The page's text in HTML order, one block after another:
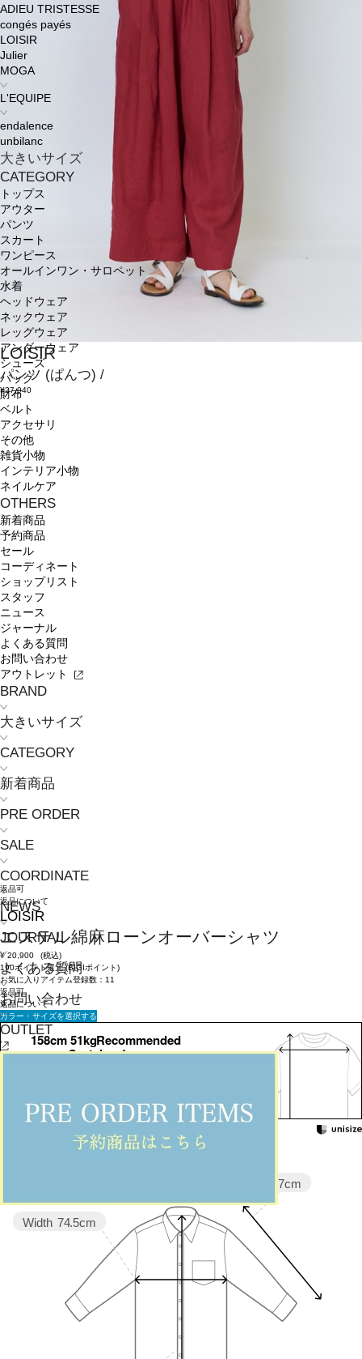
ADIEU TRISTESSE
congés payés
LOISIR
Julier
MOGA
L'EQUIPE
endalence
unbilanc
大きいサイズ
CATEGORY
トップス
アウター
パンツ
スカート
ワンピース
オールインワン・サロペット
水着
ヘッドウェア
ネックウェア
レッグウェア
アンダーウェア
シューズ
バッグ
財布
ベルト
アクセサリ
その他
雑貨小物
インテリア小物
ネイルケア
OTHERS
新着商品
予約商品
セール
コーディネート
ショップリスト
スタッフ
ニュース
ジャーナル
よくある質問
お問い合わせ
アウトレット
BRAND
大きいサイズ
CATEGORY
新着商品
PRE ORDER
SALE
COORDINATE
NEWS
JOURNAL
よくある質問
お問い合わせ
OUTLET
LOISIR
パンツ (ぱんつ) /
¥27,940
返品可
返品について
LOISIR
エステル綿麻ローンオーバーシャツ
¥ 20,900
(税込)
190ポイント還元 (BIGIポイント)
お気に入りアイテム登録数： 11
返品可
返品について
カラー・サイズを選択する
158cm 51kgRecommended
Crotch +1cm
37cm
Width 74.5cm